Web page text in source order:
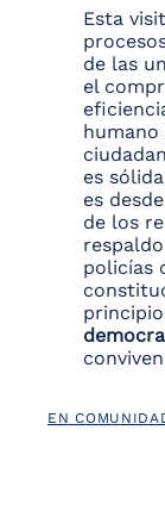
Esta
de las
el
humano
es
es
de los
policías
EN